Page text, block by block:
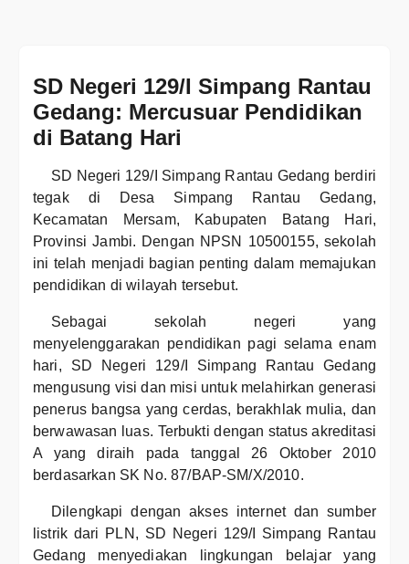
SD Negeri 129/I Simpang Rantau
Gedang: Mercusuar Pendidikan
di Batang Hari
SD Negeri 129/I Simpang Rantau Gedang berdiri
tegak di Desa Simpang Rantau Gedang,
Kecamatan Mersam, Kabupaten Batang Hari,
Provinsi Jambi. Dengan NPSN 10500155, sekolah
ini telah menjadi bagian penting dalam memajukan
pendidikan di wilayah tersebut.
Sebagai sekolah negeri yang
menyelenggarakan pendidikan pagi selama enam
hari, SD Negeri 129/I Simpang Rantau Gedang
mengusung visi dan misi untuk melahirkan generasi
penerus bangsa yang cerdas, berakhlak mulia, dan
berwawasan luas. Terbukti dengan status akreditasi
A yang diraih pada tanggal 26 Oktober 2010
berdasarkan SK No. 87/BAP-SM/X/2010.
Dilengkapi dengan akses internet dan sumber
listrik dari PLN, SD Negeri 129/I Simpang Rantau
Gedang menyediakan lingkungan belajar yang